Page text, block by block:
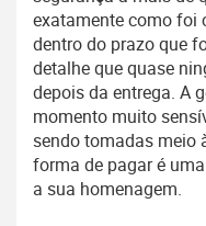
exatamente como foi
dentro do prazo que
detalhe que quase
depois da entrega. A
momento muito
sendo tomadas meio
forma de pagar é
a sua homenagem.